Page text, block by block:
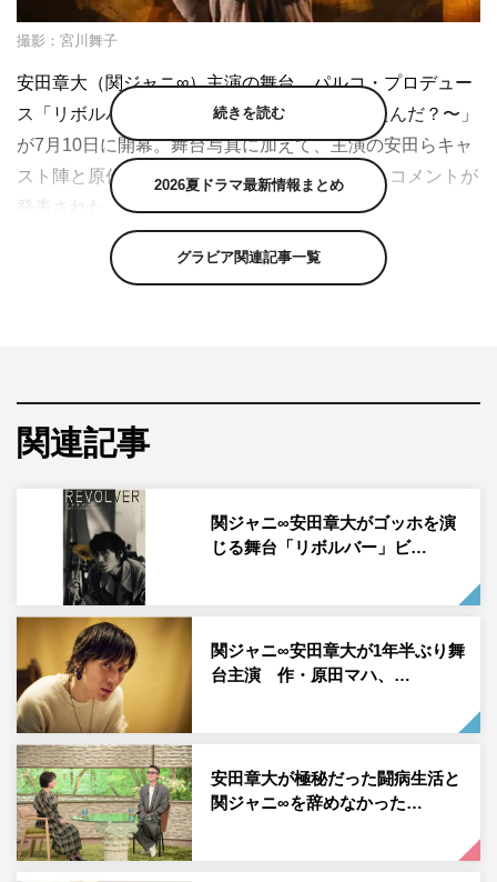
撮影：宮川舞子
安田章大（関ジャニ∞）主演の舞台、パルコ・プロデュー
ス「リボルバー〜誰が【ゴッホ】を撃ち抜いたんだ？〜」
が7月10日に開幕。舞台写真に加えて、主演の安田らキャ
スト陣と原作者の原田マハ、演出の行定勲からコメントが
発表された。
原作は、原田マハ著「リボルバー」（幻冬舎刊）。フィン
セント・ファン・ゴッホの死をめぐる謎に、現代のオーク
演出を手掛けるのは、映画監督として数々の名作を生みだ
してきた行定勲。舞台演出としても、15年に演出を手掛け
た「タンゴ・冬の終わりに」で第18回千田是也賞を受賞す
るなど高い評価を受けており、同作から6年ぶりに本作に
て舞台演出を手掛けることになった。
続きを読む
2026夏ドラマ最新情報まとめ
グラビア関連記事一覧
関連記事
関ジャニ∞安田章大がゴッホを演
じる舞台「リボルバー」ビ…
関ジャニ∞安田章大が1年半ぶり舞
台主演 作・原田マハ、…
安田章大が極秘だった闘病生活と
関ジャニ∞を辞めなかった…